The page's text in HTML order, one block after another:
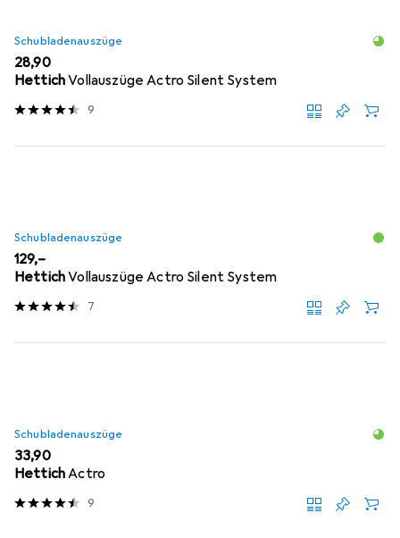
Schubladenauszüge
EUR
28,90
HettichVollauszüge Actro Silent System
9
Schubladenauszüge
EUR
129,–
HettichVollauszüge Actro Silent System
7
Schubladenauszüge
EUR
33,90
HettichActro
9